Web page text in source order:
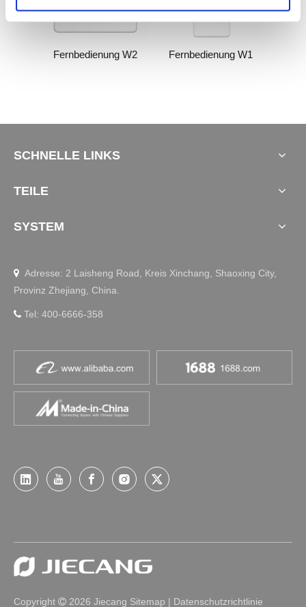
Fernbedienung W2 Fernbedienung W1
SCHNELLE LINKS
TEILE
SYSTEM
 Adresse: 2 Laisheng Road, Kreis Xinchang, Shaoxing City,
Provinz Zhejiang, China.
 Tel: 400-6666-358
Copyright  2026 Jiecang Sitemap | Datenschutzrichtlinie